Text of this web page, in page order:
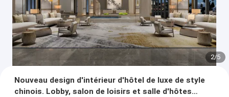
3/5
Nouveau design d'intérieur d'hôtel de luxe de style
chinois. Lobby, salon de loisirs et salle d'hôtes